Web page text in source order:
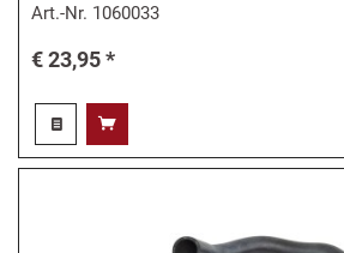
Art.-Nr. 1060033
€ 23,95 *